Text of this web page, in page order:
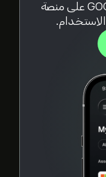
قم بإنشاء حساب eToro لشراء سهم GOOG على منصة